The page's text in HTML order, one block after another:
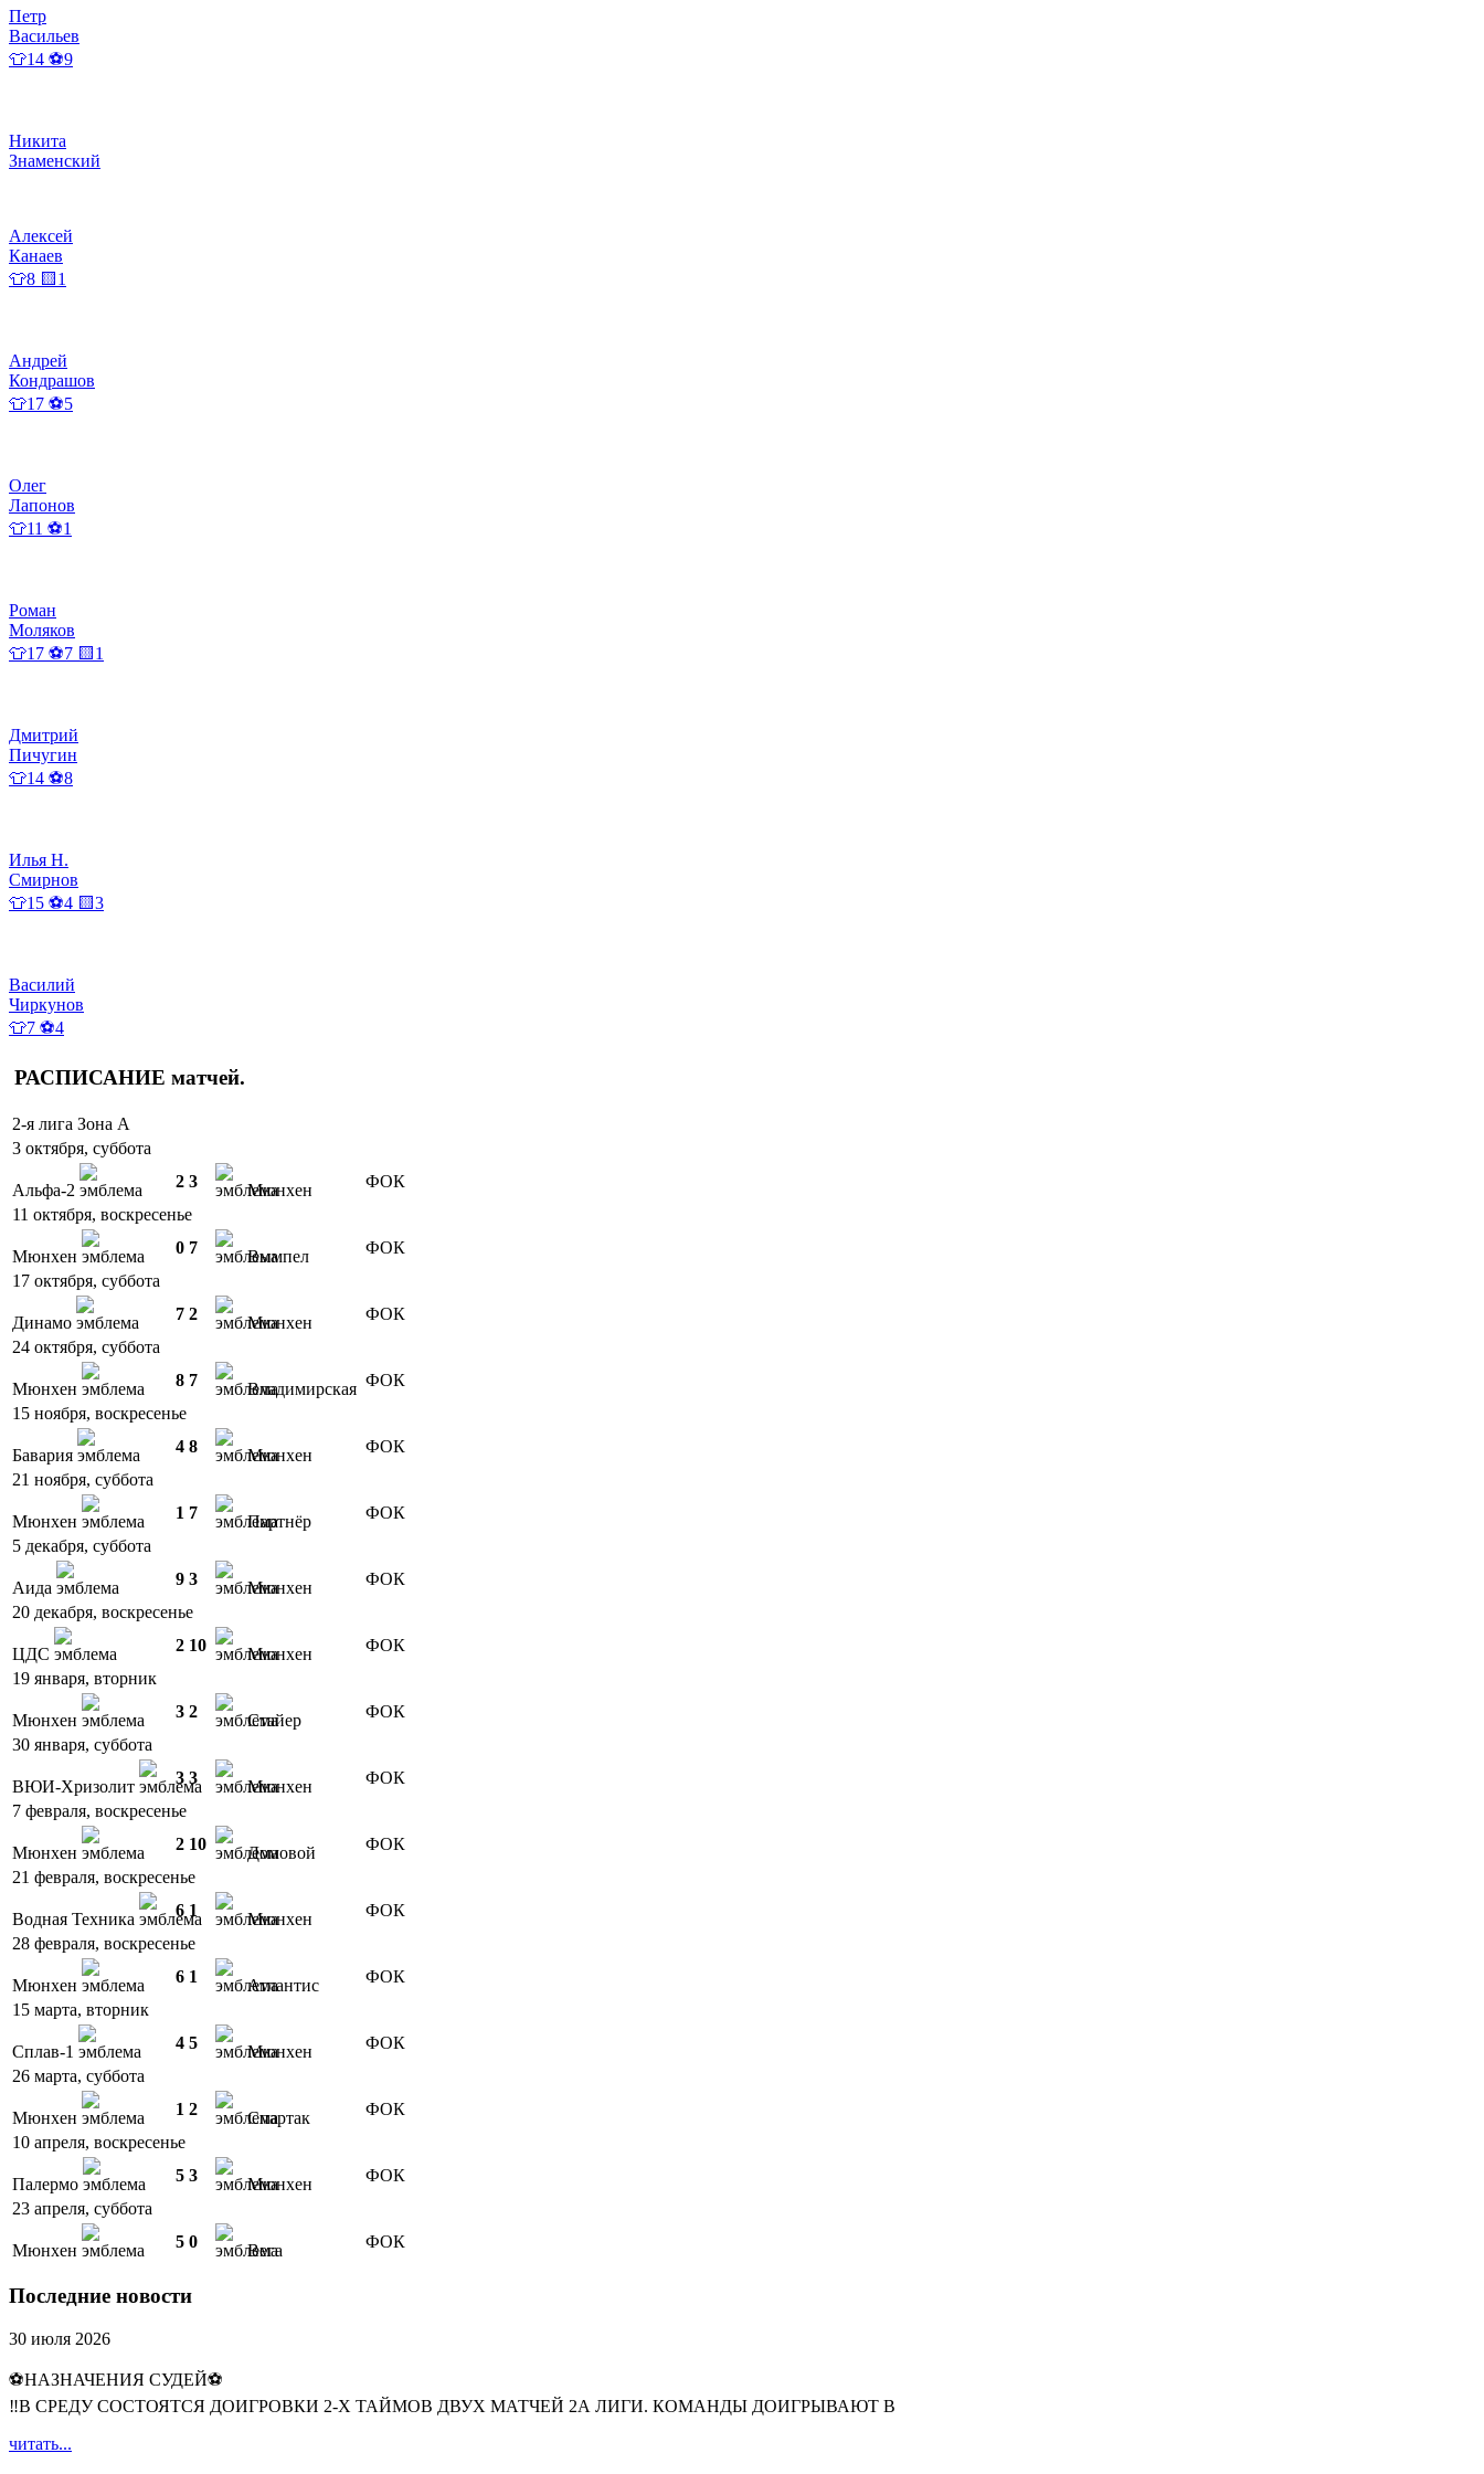
Петр
Васильев
👕14 ⚽9
Никита
Знаменский
Алексей
Канаев
👕8 🟨1
Андрей
Кондрашов
👕17 ⚽5
Олег
Лапонов
👕11 ⚽1
Роман
Моляков
👕17 ⚽7 🟨1
Дмитрий
Пичугин
👕14 ⚽8
Илья Н.
Смирнов
👕15 ⚽4 🟨3
Василий
Чиркунов
👕7 ⚽4
РАСПИСАНИЕ матчей.
2-я лига Зона А
3 октября, суббота
Альфа-2 2 3 Мюнхен
ФОК
11 октября, воскресенье
Мюнхен 0 7 Вымпел
ФОК
17 октября, суббота
Динамо 7 2 Мюнхен
ФОК
24 октября, суббота
Мюнхен 8 7 Владимирская ФОК
15 ноября, воскресенье
Бавария 4 8 Мюнхен
ФОК
21 ноября, суббота
Мюнхен 1 7 Партнёр
ФОК
5 декабря, суббота
Аида 9 3 Мюнхен
ФОК
20 декабря, воскресенье
ЦДС 2 10 Мюнхен
ФОК
19 января, вторник
Мюнхен 3 2 Стайер
ФОК
30 января, суббота
ВЮИ-Хризолит 3 3 Мюнхен
ФОК
7 февраля, воскресенье
Мюнхен 2 10 Домовой
ФОК
21 февраля, воскресенье
Водная Техника 6 1 Мюнхен
ФОК
28 февраля, воскресенье
Мюнхен 6 1 Атлантис
ФОК
15 марта, вторник
Сплав-1 4 5 Мюнхен
ФОК
26 марта, суббота
Мюнхен 1 2 Спартак
ФОК
10 апреля, воскресенье
Палермо 5 3 Мюнхен
ФОК
23 апреля, суббота
Мюнхен 5 0 Вега ФОК
Последние новости
30 июля 2026
⚽НАЗНАЧЕНИЯ СУДЕЙ⚽
‼В СРЕДУ СОСТОЯТСЯ ДОИГРОВКИ 2-Х ТАЙМОВ ДВУХ МАТЧЕЙ 2А ЛИГИ. КОМАНДЫ ДОИГРЫВАЮТ В
читать...